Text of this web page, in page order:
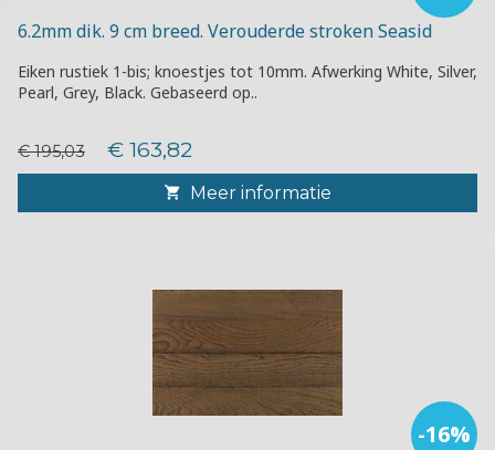
6.2mm dik. 9 cm breed. Verouderde stroken Seasid
Eiken rustiek 1-bis; knoestjes tot 10mm. Afwerking White, Silver,
Pearl, Grey, Black. Gebaseerd op..
€ 195,03 € 163,82
Meer informatie
-16%